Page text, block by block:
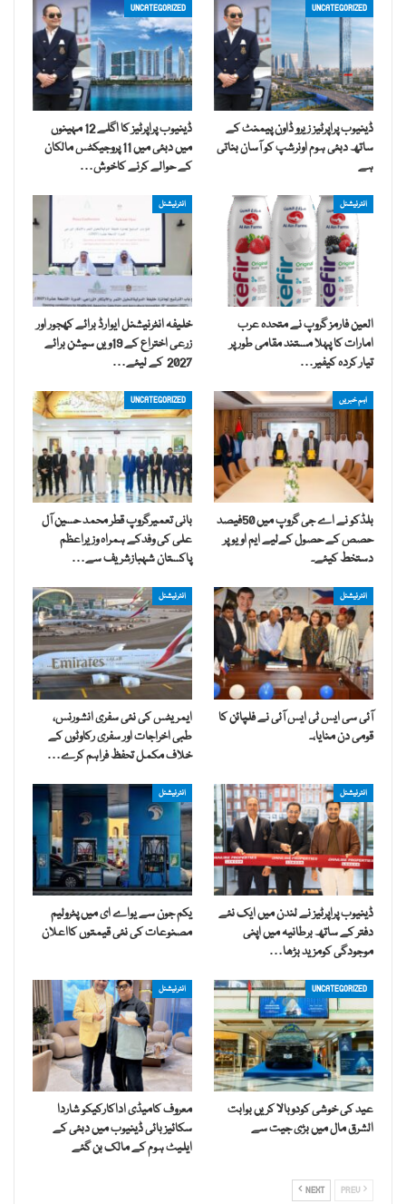
UNCATEGORIZED
ڈینیوب پراپرٹیز زیرو ڈاون پیمنٹ کے
ساتھ دبئی ہوم اونرشپ کو آسان بناتی
ہے
UNCATEGORIZED
ڈینیوب پراپرٹیز کا اگلے 12 مہینوں
میں دبئی میں 11 پروجیکٹس مالکان
کے حوالے کرنے کاخوش…
انٹرنیشنل
العین فارمز گروپ نے متحدہ عرب
امارات کا پہلا مستند مقامی طور پر
تیار کردہ کیفیر…
انٹرنیشنل
خلیفہ انٹرنیشنل ایوارڈ برائے کھجور اور
زرعی اختراع کے 19ویں سیشن برائے
2027 کے لیئے…
اہم خبریں
بلڈکو نے اے جی گروپ میں 50فیصد
حصص کے حصول کےلیے ایم او یو پر
دستخط کیئے۔
UNCATEGORIZED
بانی تعمیرگروپ قطر محمد حسین آل
علی کی وفدکے ہمراہ وزیراعظم
پاکستان شہبازشریف سے…
انٹرنیشنل
آئی سی ایس ٹی ایس آئی نے فلپائن کا
قومی دن منایا،۔
انٹرنیشنل
ایمریٹس کی نئی سفری انشورنس،
طبی اخراجات اور سفری رکاوٹوں کے
خلاف مکمل تحفظ فراہم کرے…
انٹرنیشنل
ڈینیوب پراپرٹیز نے لندن میں ایک نئے
دفتر کے ساتھ برطانیہ میں اپنی
موجودگی کومزید بڑھا…
انٹرنیشنل
یکم جون سے یواے ای میں پٹرولیم
مصنوعات کی نئی قیمتوں کااعلان
UNCATEGORIZED
عید کی خوشی کودوبالا کریں بوابت
الشرق مال میں بڑی جیت سے
انٹرنیشنل
معروف کامیڈی اداکارکیکو شاردا
سکائیز بائی ڈینیوب میں دبئی کے
ایلیٹ ہوم کے مالک بن گئے
NEXT